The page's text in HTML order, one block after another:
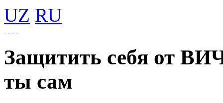
UZ RU
Защитить себя от
ты сам